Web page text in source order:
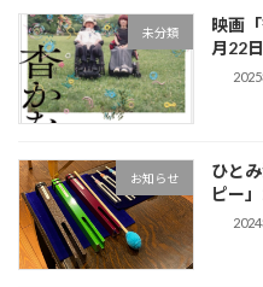
未分類
映画
月22
お知らせ
ひと
ピー